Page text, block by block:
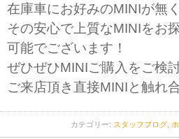
在庫車にお好みのMINIが無
その安心で上質なMINIをお
可能でございます！
ぜひぜひMINIご購入をご検
ご来店頂き直接MINIと触れ
カテゴリー: スタッフブログ